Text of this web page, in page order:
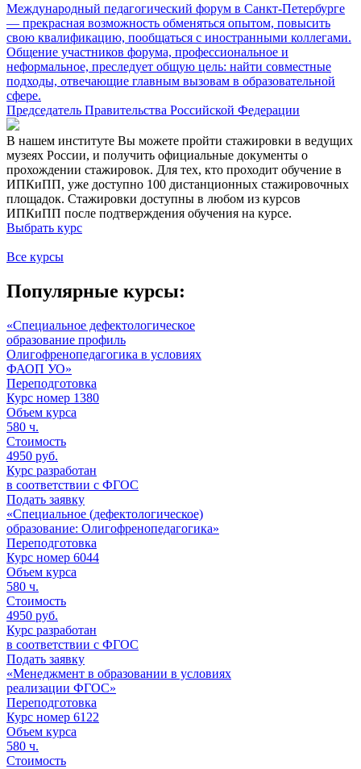
Международный педагогический форум в Санкт-Петербурге
— прекрасная возможность обменяться опытом, повысить
свою квалификацию, пообщаться с иностранными коллегами.
Общение участников форума, профессиональное и
неформальное, преследует общую цель: найти совместные
подходы, отвечающие главным вызовам в образовательной
сфере.
Председатель Правительства Российской Федерации
В нашем институте Вы можете пройти стажировки в ведущих
музеях России, и получить официальные документы о
прохождении стажировок. Для тех, кто проходит обучение в
ИПКиПП, уже доступно 100 дистанционных стажировочных
площадок. Стажировки доступны в любом из курсов
ИПКиПП после подтверждения обучения на курсе.
Выбрать курс
Все курсы
Популярные курсы:
«Специальное дефектологическое
образование профиль
Олигофренопедагогика в условиях
ФАОП УО»
Переподготовка
Курс номер 1380
Объем курса
580 ч.
Стоимость
4950 руб.
Курс разработан
в соответствии с ФГОС
Подать заявку
«Специальное (дефектологическое)
образование: Олигофренопедагогика»
Переподготовка
Курс номер 6044
Объем курса
580 ч.
Стоимость
4950 руб.
Курс разработан
в соответствии с ФГОС
Подать заявку
«Менеджмент в образовании в условиях
реализации ФГОС»
Переподготовка
Курс номер 6122
Объем курса
580 ч.
Стоимость